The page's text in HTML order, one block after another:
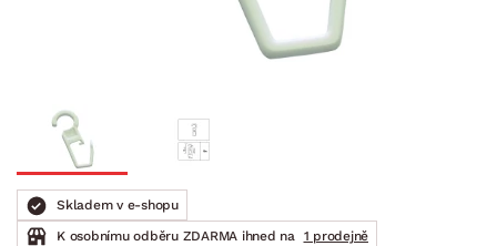
Skladem v e-shopu
K osobnímu odběru ZDARMA ihned na
1 prodejně